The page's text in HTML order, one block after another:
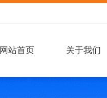
网站首页 关于我们